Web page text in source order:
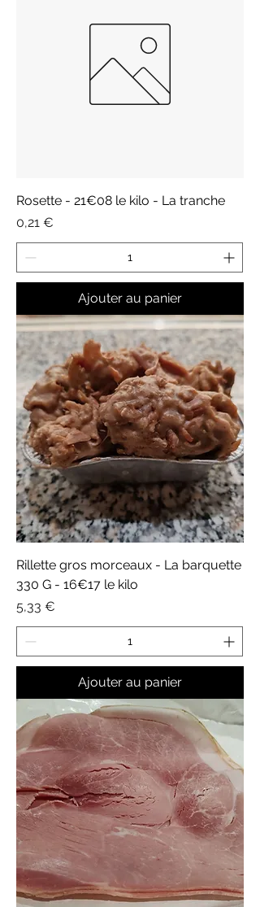
Rosette - 21€08 le kilo - La tranche
Prix
0,21 €
Ajouter au panier
Rillette gros morceaux - La barquette
330 G - 16€17 le kilo
Prix
5,33 €
Ajouter au panier